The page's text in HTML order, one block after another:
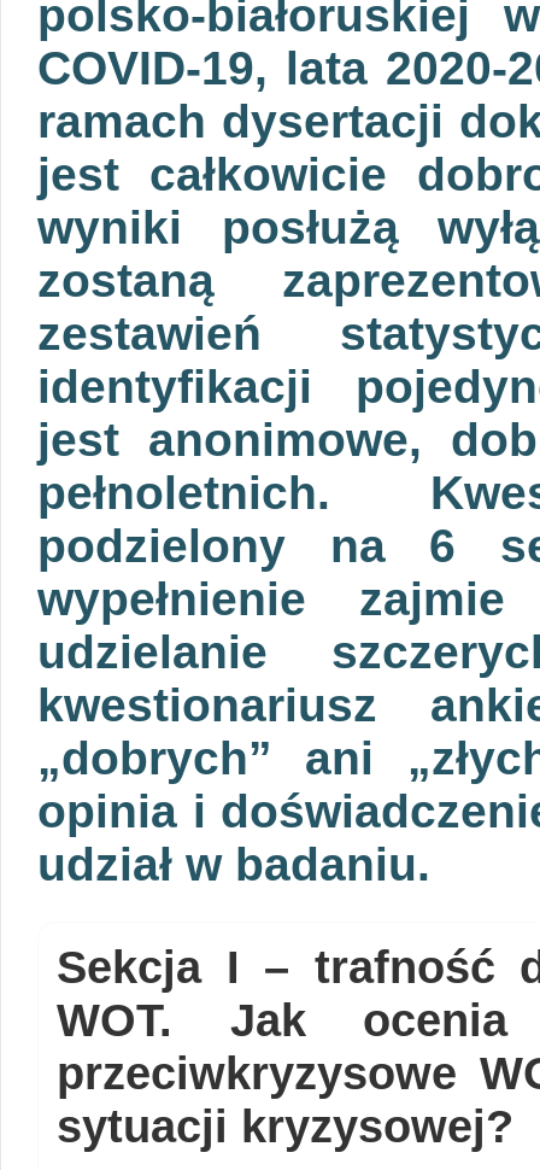
polsko-białoruskiej
COVID-19, lata
ramach dysertacji
jest całkowicie
wyniki posłużą
zostaną
zestawień
identyfikacji
jest anonimowe,
pełnoletnich.
podzielony na 6
wypełnienie
udzielanie
kwestionariusz
„dobrych” ani
opinia i
udział w badaniu.
Sekcja I – trafność
WOT. Jak ocenia
przeciwkryzysowe
sytuacji kryzysowej?